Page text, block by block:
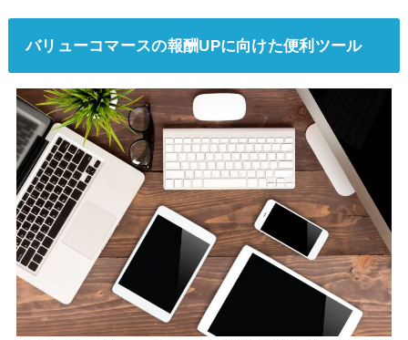
バリューコマースの報酬UPに向けた便利ツール